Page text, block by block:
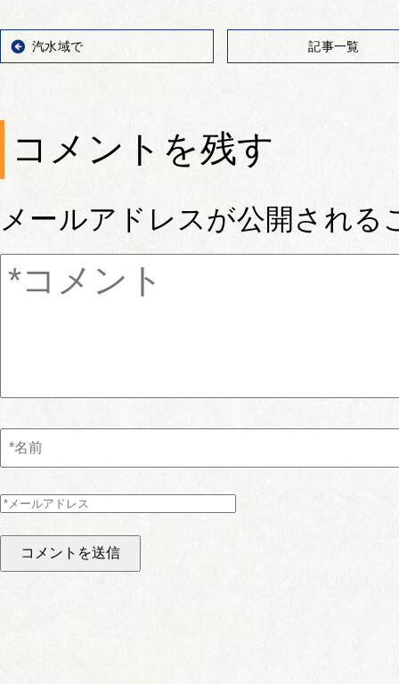
汽水域で 記事一覧
コメントを残す
メールアドレスが公開される